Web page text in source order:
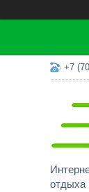
+7
отдыха